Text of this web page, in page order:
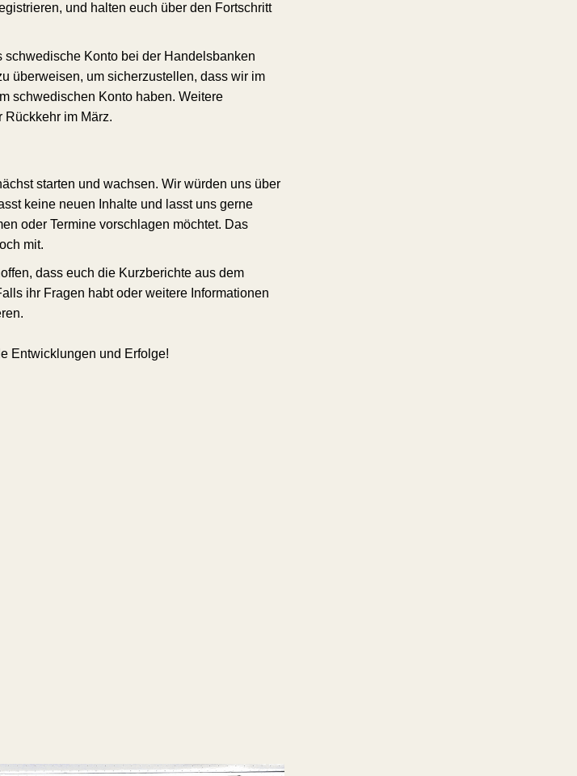
und halten euch über den Fortschritt
schwedische Konto bei der Handelsbanken
überweisen, um sicherzustellen, dass wir im
schwedischen Konto haben. Weitere
im März.
starten und wachsen. Wir würden uns über
keine neuen Inhalte und lasst uns gerne
oder Termine vorschlagen möchtet. Das
mit.
dass euch die Kurzberichte aus dem
ihr Fragen habt oder weitere Informationen
Entwicklungen und Erfolge!